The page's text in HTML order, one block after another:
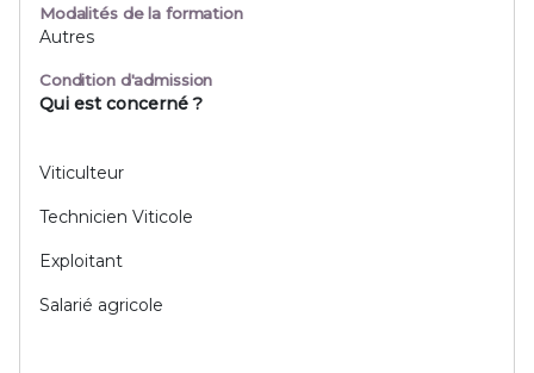
Modalités de la formation
Autres
Condition d'admission
Qui est concerné ?
Viticulteur
Technicien Viticole
Exploitant
Salarié agricole